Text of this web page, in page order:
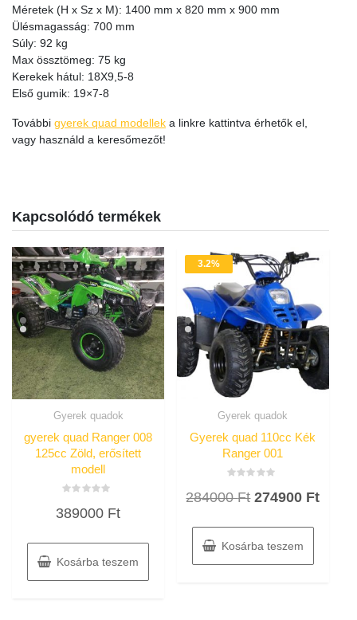
Méretek (H x Sz x M): 1400 mm x 820 mm x 900 mm
Ülésmagasság: 700 mm
Súly: 92 kg
Max össztömeg: 75 kg
Kerekek hátul: 18X9,5-8
Első gumik: 19×7-8
További gyerek quad modellek a linkre kattintva érhetők el,
vagy használd a keresőmezőt!
Kapcsolódó termékek
Gyerek quadok
gyerek quad Ranger 008
125cc Zöld, erősített
modell
0
389000 Ft
Kosárba teszem
3.2%
Akció
Gyerek quadok
Gyerek quad 110cc Kék
Ranger 001
0
284000Ft Original
was:
284000 Ft.
274900 Ft
Kosárba teszem